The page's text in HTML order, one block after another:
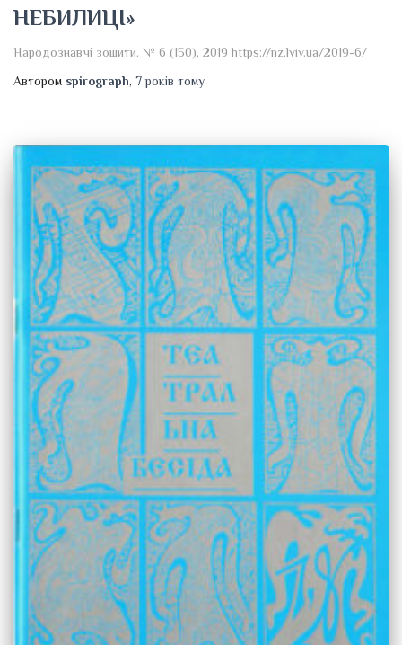
НЕБИЛИЦІ»
Народознавчі зошити. № 6 (150), 2019 https://nz.lviv.ua/2019-6/
Автором spirograph, 7 років тому